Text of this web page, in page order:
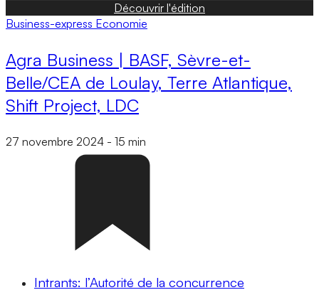
Découvrir l'édition
Business-express Economie
Agra Business | BASF, Sèvre-et-
Belle/CEA de Loulay, Terre Atlantique,
Shift Project, LDC
27 novembre 2024 - 15 min
Intrants: l’Autorité de la concurrence